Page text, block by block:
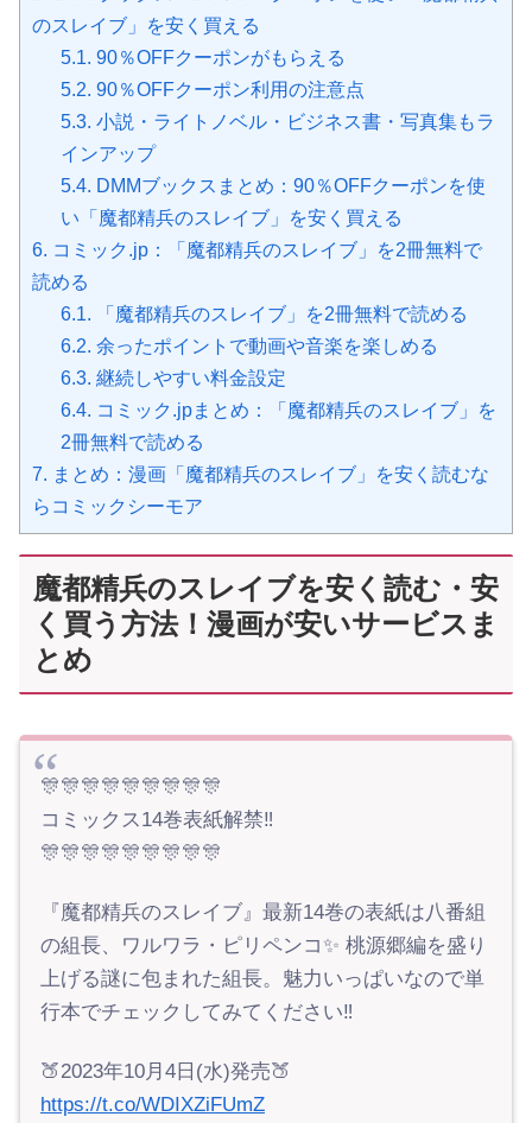
のスレイブ」を安く買える
5.1. 90％OFFクーポンがもらえる
5.2. 90％OFFクーポン利用の注意点
5.3. 小説・ライトノベル・ビジネス書・写真集もラ
インアップ
5.4. DMMブックスまとめ：90％OFFクーポンを使
い「魔都精兵のスレイブ」を安く買える
6. コミック.jp：「魔都精兵のスレイブ」を2冊無料で
読める
6.1. 「魔都精兵のスレイブ」を2冊無料で読める
6.2. 余ったポイントで動画や音楽を楽しめる
6.3. 継続しやすい料金設定
6.4. コミック.jpまとめ：「魔都精兵のスレイブ」を
2冊無料で読める
7. まとめ：漫画「魔都精兵のスレイブ」を安く読むな
らコミックシーモア
魔都精兵のスレイブを安く読む・安
く買う方法！漫画が安いサービスま
とめ
🎊🎊🎊🎊🎊🎊🎊🎊🎊
コミックス14巻表紙解禁‼️
🎊🎊🎊🎊🎊🎊🎊🎊🎊
『魔都精兵のスレイブ』最新14巻の表紙は八番組
の組長、ワルワラ・ピリペンコ✨ 桃源郷編を盛り
上げる謎に包まれた組長。魅力いっぱいなので単
行本でチェックしてみてください‼️
🍑2023年10月4日(水)発売🍑
https://t.co/WDIXZiFUmZ